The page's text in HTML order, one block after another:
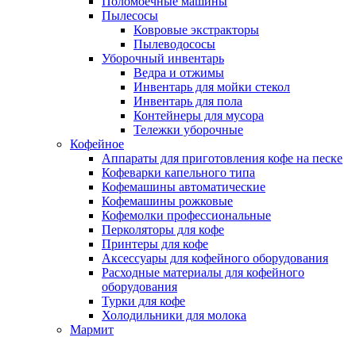
Пылесосы
Ковровые экстракторы
Пылеводососы
Уборочный инвентарь
Ведра и отжимы
Инвентарь для мойки стекол
Инвентарь для пола
Контейнеры для мусора
Тележки уборочные
Кофейное
Аппараты для приготовления кофе на песке
Кофеварки капельного типа
Кофемашины автоматические
Кофемашины рожковые
Кофемолки профессиональные
Перколяторы для кофе
Принтеры для кофе
Аксессуары для кофейного оборудования
Расходные материалы для кофейного
оборудования
Турки для кофе
Холодильники для молока
Мармит